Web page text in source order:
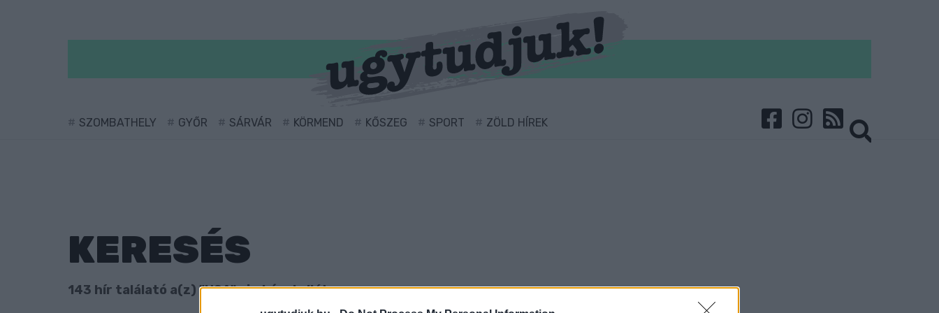
SZOMBATHELY GYŐR SÁRVÁR KÖRMEND KŐSZEG SPORT ZÖLD HÍREK
KERESÉS
143 hír találató a(z) "USA" cimkével ellátva.